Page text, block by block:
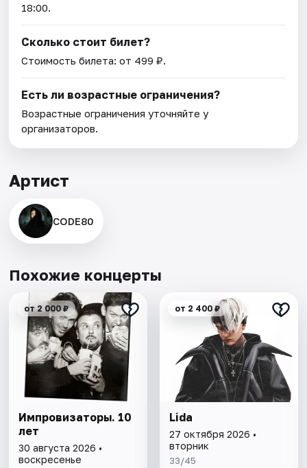
18:00.
Сколько стоит билет?
Стоимость билета: от 499 ₽.
Есть ли возрастные ограничения?
Возрастные ограничения уточняйте у
организаторов.
Артист
CODE80
Похожие концерты
от 2 000 ₽
Импровизаторы. 10
лет
30 августа 2026 •
воскресенье
от 2 400 ₽
Lida
27 октября 2026 •
вторник
33/45